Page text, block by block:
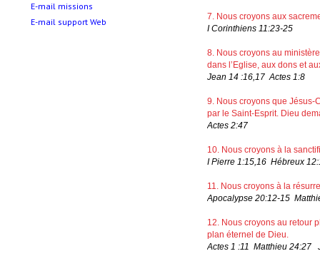
E-mail missions
E-mail support Web
7. Nous croyons aux
I Corinthiens 11:23-25
8. Nous croyons au
dans l’Eglise, aux dons et
Jean 14 :16,17 Actes 1:8
9. Nous croyons que Jésus-
par le Saint-Esprit. Dieu
Actes 2:47
10. Nous croyons à la
I Pierre 1:15,16 Hébreux
11. Nous croyons à la
Apocalypse 20:12-15
12. Nous croyons au retour
plan éternel de Dieu.
Actes 1 :11 Matthieu 24:27